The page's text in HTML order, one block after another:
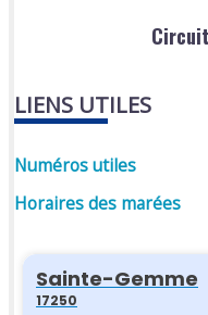
LIENS UTILES
Numéros utiles
Horaires des marées